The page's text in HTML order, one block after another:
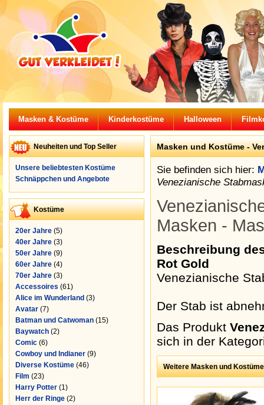
Masken & Kostüme Kinderkostüme Halloween
Neuheiten und Top Seller
Unsere beliebtesten Kostüme
Schnäppchen und Angebote
Kostüme
20er Jahre (5)
40er Jahre (3)
50er Jahre (9)
60er Jahre (4)
70er Jahre (3)
Accessoires (61)
Alice im Wunderland (3)
Avatar (7)
Batman und Catwoman (15)
Baywatch (2)
Comic (6)
Cowboy und Indianer (9)
Diverse Kostüme (46)
Film (23)
Harry Potter (1)
Herr der Ringe (2)
Masken und Kostüme -
Sie befinden sich hier:
Venezianische
Masken -
Beschreibung
Rot Gold
Venezianische
Der Stab ist
Das Produkt
sich in der
Weitere Masken und